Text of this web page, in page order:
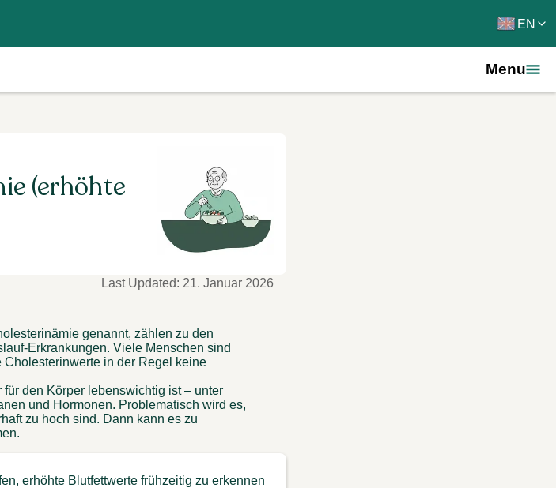
EN
Menu
(erhöhte
Last Updated: 21. Januar 2026
genannt, zählen zu den
Erkrankungen. Viele Menschen sind
Cholesterinwerte in der Regel keine
den Körper lebenswichtig ist – unter
und Hormonen. Problematisch wird es,
zu hoch sind. Dann kann es zu
erhöhte Blutfettwerte frühzeitig zu erkennen